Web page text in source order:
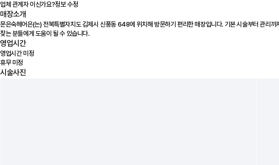
업체 관계자 이신가요?정보 수정
매장소개
문은숙헤어은(는) 전북특별자치도 김제시 신풍동 648에 위치해 방문하기 편리한 매장입니다. 기본 시술부터 관리
찾는 분들에게 도움이 될 수 있습니다.
영업시간
영업시간 미정
휴무 미정
시술사진